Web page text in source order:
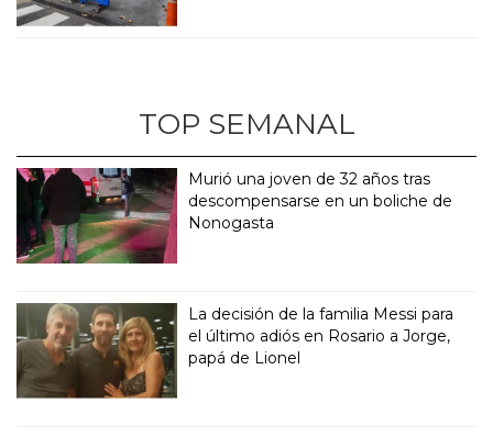
TOP SEMANAL
Murió una joven de 32 años tras
descompensarse en un boliche de
Nonogasta
La decisión de la familia Messi para
el último adiós en Rosario a Jorge,
papá de Lionel